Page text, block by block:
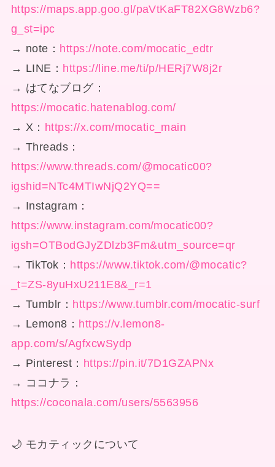
https://maps.app.goo.gl/paVtKaFT82XG8Wzb6?
g_st=ipc
→ note： https://note.com/mocatic_edtr
→ LINE： https://line.me/ti/p/HERj7W8j2r
→ はてなブログ：
https://mocatic.hatenablog.com/
→ X： https://x.com/mocatic_main
→ Threads：
https://www.threads.com/@mocatic00?
igshid=NTc4MTIwNjQ2YQ==
→ Instagram：
https://www.instagram.com/mocatic00?
igsh=OTBodGJyZDlzb3Fm&utm_source=qr
→ TikTok： https://www.tiktok.com/@mocatic?
_t=ZS-8yuHxU211E8&_r=1
→ Tumblr： https://www.tumblr.com/mocatic-surf
→ Lemon8： https://v.lemon8-
app.com/s/AgfxcwSydp
→ Pinterest： https://pin.it/7D1GZAPNx
→ ココナラ：
https://coconala.com/users/5563956
🌙 モカティックについて